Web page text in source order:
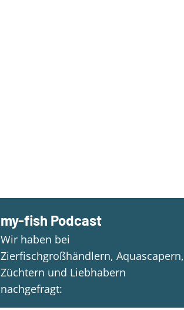
my-fish Podcast
Wir haben bei
Zierfischgroßhändlern, Aquascapern,
Züchtern und Liebhabern
nachgefragt: